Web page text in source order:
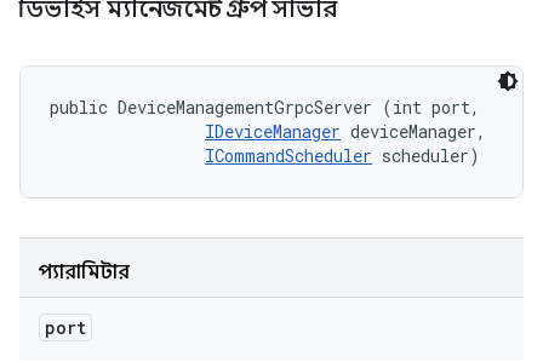
ডিভাইস ম্যানেজমেন্ট গ্রুপ সার্ভার
public DeviceManagementGrpcServer (int port,
IDeviceManager deviceManager,
ICommandScheduler scheduler)
প্যারামিটার
port